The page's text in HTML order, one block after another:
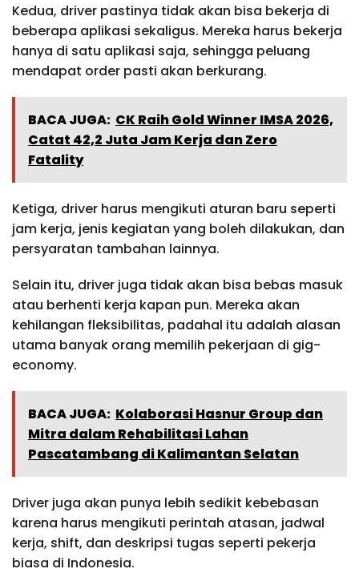
Kedua, driver pastinya tidak akan bisa bekerja di
beberapa aplikasi sekaligus. Mereka harus bekerja
hanya di satu aplikasi saja, sehingga peluang
mendapat order pasti akan berkurang.
BACA JUGA: CK Raih Gold Winner IMSA 2026,
Catat 42,2 Juta Jam Kerja dan Zero
Fatality
Ketiga, driver harus mengikuti aturan baru seperti
jam kerja, jenis kegiatan yang boleh dilakukan, dan
persyaratan tambahan lainnya.
Selain itu, driver juga tidak akan bisa bebas masuk
atau berhenti kerja kapan pun. Mereka akan
kehilangan fleksibilitas, padahal itu adalah alasan
utama banyak orang memilih pekerjaan di gig-
economy.
BACA JUGA: Kolaborasi Hasnur Group dan
Mitra dalam Rehabilitasi Lahan
Pascatambang di Kalimantan Selatan
Driver juga akan punya lebih sedikit kebebasan
karena harus mengikuti perintah atasan, jadwal
kerja, shift, dan deskripsi tugas seperti pekerja
biasa di Indonesia.